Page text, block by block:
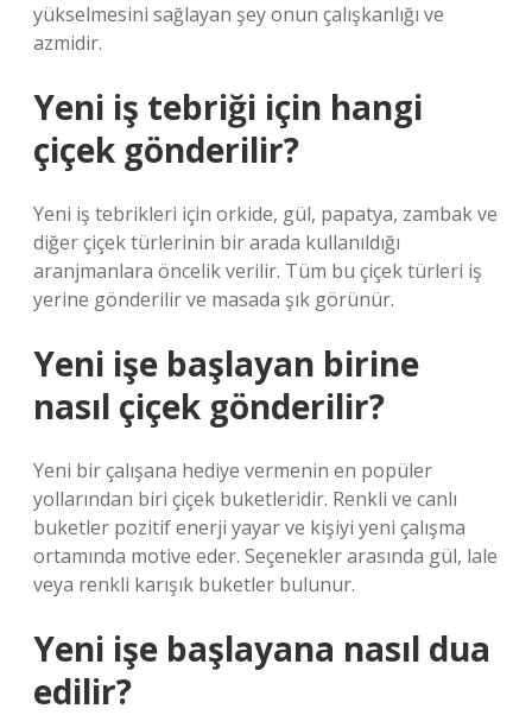
yükselmesini sağlayan şey onun çalışkanlığı ve
azmidir.
Yeni iş tebriği için hangi
çiçek gönderilir?
Yeni iş tebrikleri için orkide, gül, papatya, zambak ve
diğer çiçek türlerinin bir arada kullanıldığı
aranjmanlara öncelik verilir. Tüm bu çiçek türleri iş
yerine gönderilir ve masada şık görünür.
Yeni işe başlayan birine
nasıl çiçek gönderilir?
Yeni bir çalışana hediye vermenin en popüler
yollarından biri çiçek buketleridir. Renkli ve canlı
buketler pozitif enerji yayar ve kişiyi yeni çalışma
ortamında motive eder. Seçenekler arasında gül, lale
veya renkli karışık buketler bulunur.
Yeni işe başlayana nasıl dua
edilir?